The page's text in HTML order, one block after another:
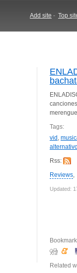
Add site - Top
Tags:
vid ,
Rss:
Reviews,
Updated:
Related